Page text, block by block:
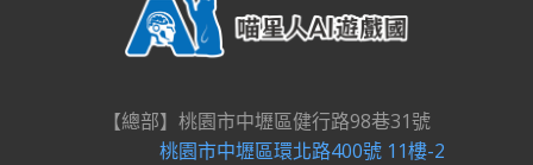
【總部】桃園市中壢區健行路98巷31號
桃園市中壢區環北路400號 11樓-2